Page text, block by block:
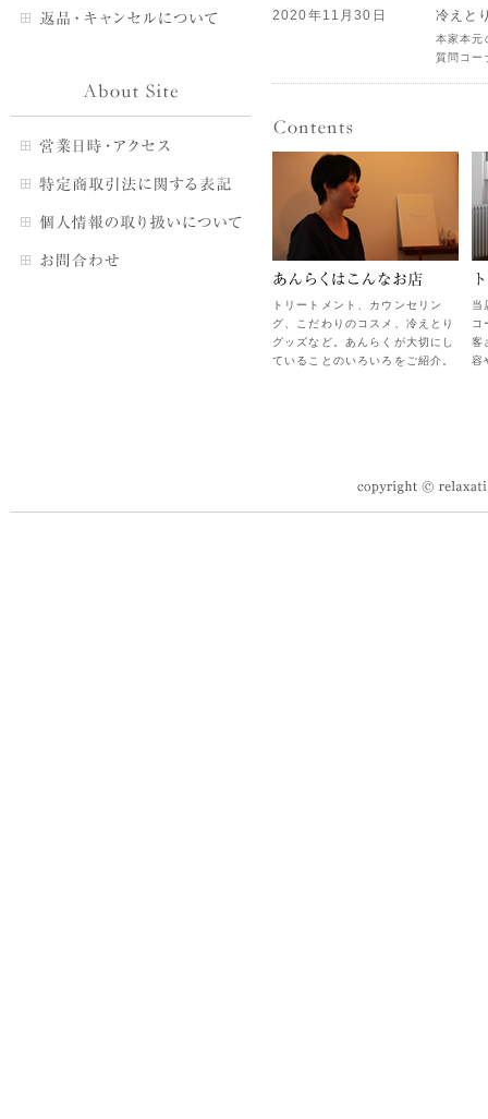
2020年11月30日 冷えと
本家本元
質問コー
トリートメント、カウンセリン
グ、こだわりのコスメ、冷えとり
グッズなど。あんらくが大切にし
ていることのいろいろをご紹介。
当
コ
客
容